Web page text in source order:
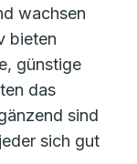
wachsen
bieten
günstige
das
sind
sich gut